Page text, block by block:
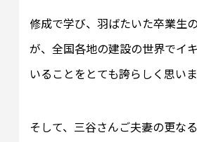
修成で学び、羽ばたいた卒業生
が、全国各地の建設の世界でイ
いることをとても誇らしく思い
そして、三谷さんご夫妻の更な